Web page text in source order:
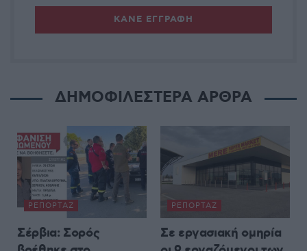
ΔΗΜΟΦΙΛΕΣΤΕΡΑ ΑΡΘΡΑ
ΡΕΠΟΡΤΆΖ
Σέρβια: Σορός
ΡΕΠΟΡΤΆΖ
Σε εργασιακή ομηρία